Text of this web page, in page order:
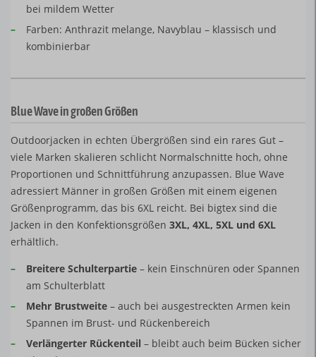
bei mildem Wetter
–
Farben: Anthrazit melange, Navyblau – klassisch und
kombinierbar
Blue Wave in großen Größen
Outdoorjacken in echten Übergrößen sind ein rares Gut –
viele Marken skalieren schlicht Normalschnitte hoch, ohne
Proportionen und Schnittführung anzupassen. Blue Wave
adressiert Männer in großen Größen mit einem eigenen
Größenprogramm, das bis 6XL reicht. Bei bigtex sind die
Jacken in den Konfektionsgrößen 3XL, 4XL, 5XL und 6XL
erhältlich.
–
Breitere Schulterpartie – kein Einschnüren oder Spannen
am Schulterblatt
–
Mehr Brustweite – auch bei ausgestreckten Armen kein
Spannen im Brust- und Rückenbereich
–
Verlängerter Rückenteil – bleibt auch beim Bücken sicher